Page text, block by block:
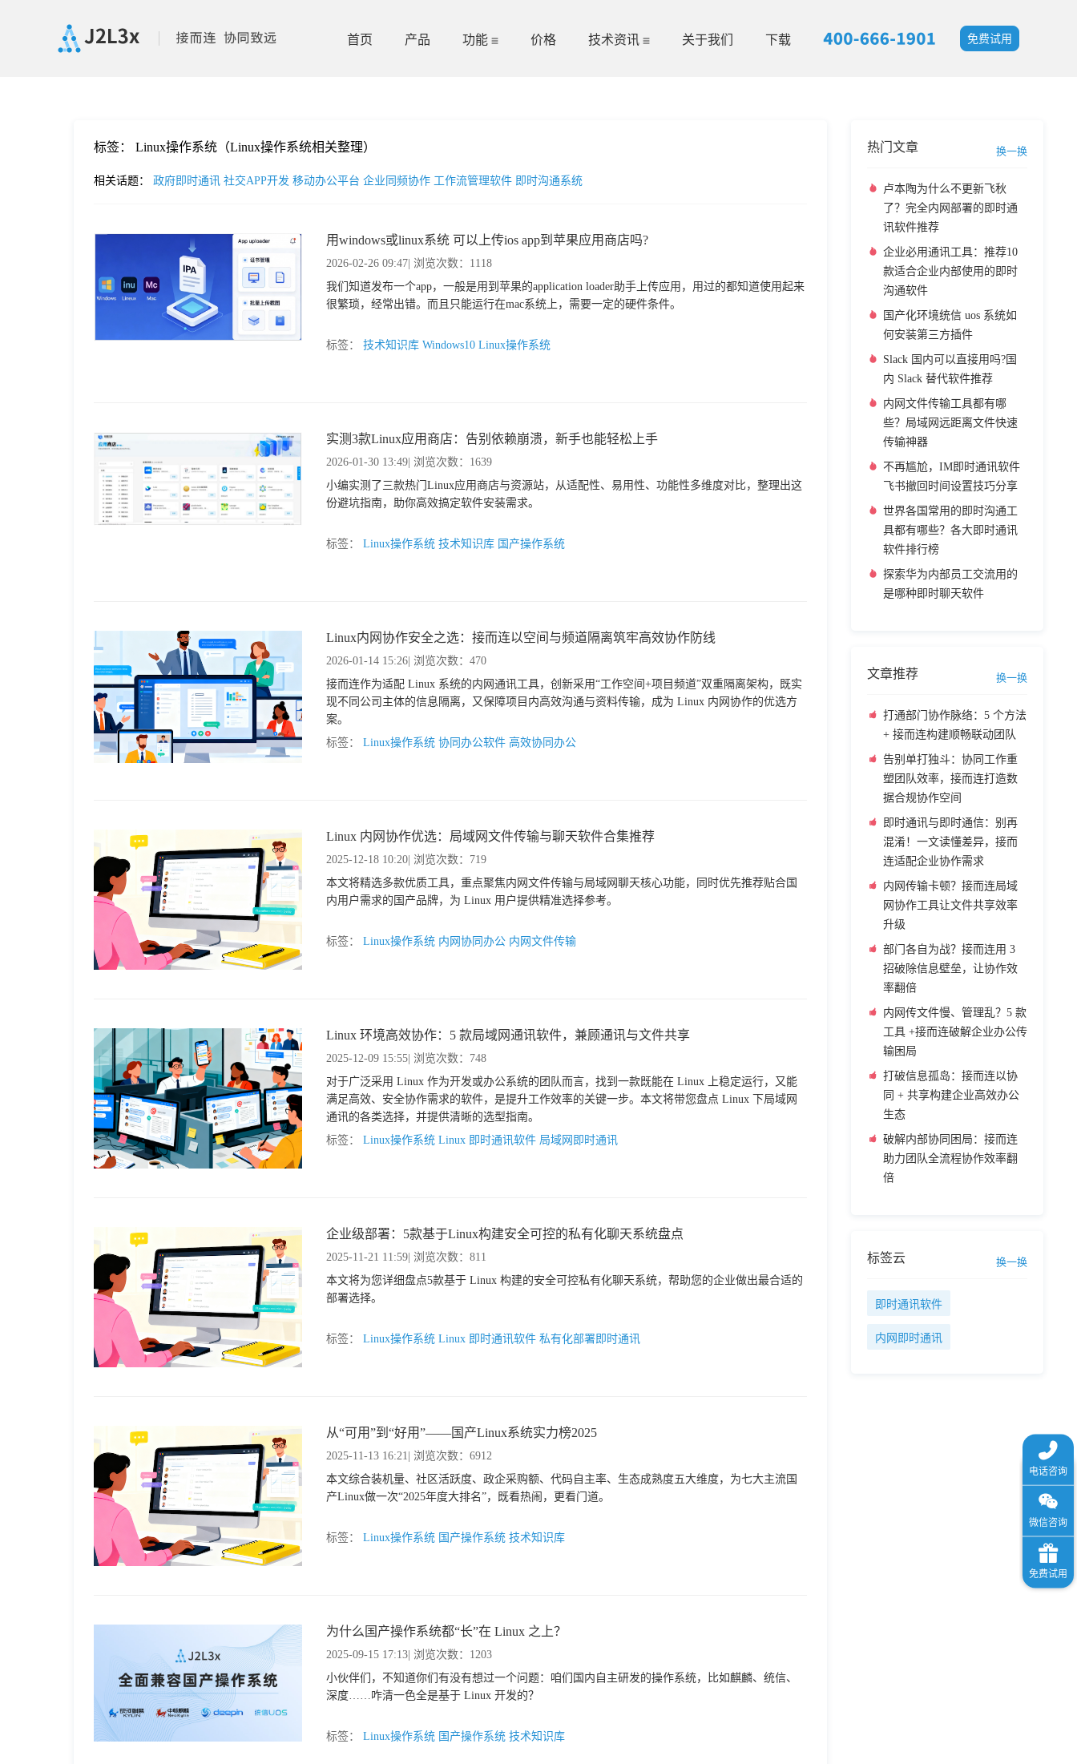
首页 产品 功能 价格 技术资讯 关于我们 下载 免费试用
标签： Linux操作系统（Linux操作系统相关整理）
相关话题： 政府即时通讯 社交APP开发 移动办公平台 企业同频协作 工作流管理软件 即时沟通系统
用windows或linux系统 可以上传ios app到苹果应用商店吗?
2026-02-26 09:47 | 浏览次数：1118
我们知道发布一个app，一般是用到苹果的application loader助手上传应用，用过的都知道使用起来
很繁琐，经常出错。而且只能运行在mac系统上，需要一定的硬件条件。
标签： 技术知识库 Windows10 Linux操作系统
实测3款Linux应用商店：告别依赖崩溃，新手也能轻松上手
2026-01-30 13:49 | 浏览次数：1639
小编实测了三款热门Linux应用商店与资源站，从适配性、易用性、功能性多维度对比，整理出这
份避坑指南，助你高效搞定软件安装需求。
标签： Linux操作系统 技术知识库 国产操作系统
Linux内网协作安全之选：接而连以空间与频道隔离筑牢高效协作防线
2026-01-14 15:26 | 浏览次数：470
接而连作为适配 Linux 系统的内网通讯工具，创新采用“工作空间+项目频道”双重隔离架构，既实
现不同公司主体的信息隔离，又保障项目内高效沟通与资料传输，成为 Linux 内网协作的优选方
案。
标签：
Linux操作系统 协同办公软件 高效协同办公
Linux 内网协作优选：局域网文件传输与聊天软件合集推荐
2025-12-18 10:20 | 浏览次数：719
本文将精选多款优质工具，重点聚焦内网文件传输与局域网聊天核心功能，同时优先推荐贴合国
内用户需求的国产品牌，为 Linux 用户提供精准选择参考。
标签： Linux操作系统 内网协同办公 内网文件传输
Linux 环境高效协作：5 款局域网通讯软件，兼顾通讯与文件共享
2025-12-09 15:55 | 浏览次数：748
对于广泛采用 Linux 作为开发或办公系统的团队而言，找到一款既能在 Linux 上稳定运行，又能
满足高效、安全协作需求的软件，是提升工作效率的关键一步。本文将带您盘点 Linux 下局域网
通讯的各类选择，并提供清晰的选型指南。
标签：
Linux操作系统 Linux 即时通讯软件 局域网即时通讯
企业级部署：5款基于Linux构建安全可控的私有化聊天系统盘点
2025-11-21 11:59 | 浏览次数：811
本文将为您详细盘点5款基于 Linux 构建的安全可控私有化聊天系统，帮助您的企业做出最合适的
部署选择。
标签： Linux操作系统 Linux 即时通讯软件 私有化部署即时通讯
从“可用”到“好用”——国产Linux系统实力榜2025
2025-11-13 16:21 | 浏览次数：6912
本文综合装机量、社区活跃度、政企采购额、代码自主率、生态成熟度五大维度，为七大主流国
产Linux做一次“2025年度大排名”，既看热闹，更看门道。
标签： Linux操作系统 国产操作系统 技术知识库
为什么国产操作系统都“长”在 Linux 之上？
2025-09-15 17:13 | 浏览次数：1203
小伙伴们，不知道你们有没有想过一个问题：咱们国内自主研发的操作系统，比如麒麟、统信、
深度……咋清一色全是基于 Linux 开发的？
标签： Linux操作系统 国产操作系统 技术知识库
热门文章 换一换
卢本陶为什么不更新飞秋
了？完全内网部署的即时通
讯软件推荐
企业必用通讯工具：推荐10
款适合企业内部使用的即时
沟通软件
国产化环境统信 uos 系统如
何安装第三方插件
Slack 国内可以直接用吗?国
内 Slack 替代软件推荐
内网文件传输工具都有哪
些？局域网远距离文件快速
传输神器
不再尴尬，IM即时通讯软件
飞书撤回时间设置技巧分享
世界各国常用的即时沟通工
具都有哪些？各大即时通讯
软件排行榜
探索华为内部员工交流用的
是哪种即时聊天软件
文章推荐 换一换
打通部门协作脉络：5 个方法
+ 接而连构建顺畅联动团队
告别单打独斗：协同工作重
塑团队效率，接而连打造数
据合规协作空间
即时通讯与即时通信：别再
混淆！一文读懂差异，接而
连适配企业协作需求
内网传输卡顿？接而连局域
网协作工具让文件共享效率
升级
部门各自为战？接而连用 3
招破除信息壁垒，让协作效
率翻倍
内网传文件慢、管理乱？5 款
工具 +接而连破解企业办公传
输困局
打破信息孤岛：接而连以协
同 + 共享构建企业高效办公
生态
破解内部协同困局：接而连
助力团队全流程协作效率翻
倍
标签云 换一换
即时通讯软件
内网即时通讯